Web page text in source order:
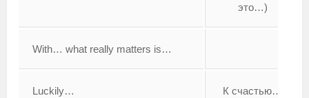
это…)
With… what really matters is…
Luckily… К счастью…